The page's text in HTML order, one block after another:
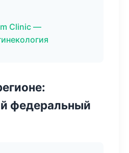
Clinic —
федеральный